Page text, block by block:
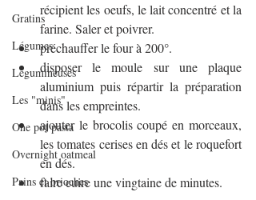
Gratins
Légumes
Légumineuses
Les "minis"
One pot pasta
Overnight oatmeal
Pains et brioches
récipient les oeufs, le lait concentré et la
farine. Saler et poivrer.
préchauffer le four à 200°.
disposer le moule sur une plaque
aluminium puis répartir la préparation
dans les empreintes.
ajouter le brocolis coupé en morceaux,
les tomates cerises en dés et le roquefort
en dés.
faire cuire une vingtaine de minutes.